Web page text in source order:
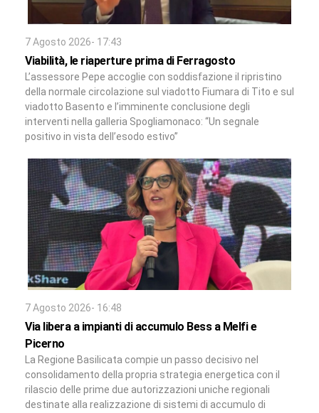
7 Agosto 2026- 17:43
Viabilità, le riaperture prima di Ferragosto
L’assessore Pepe accoglie con soddisfazione il ripristino
della normale circolazione sul viadotto Fiumara di Tito e sul
viadotto Basento e l’imminente conclusione degli
interventi nella galleria Spogliamonaco: “Un segnale
positivo in vista dell’esodo estivo”
7 Agosto 2026- 16:48
Via libera a impianti di accumulo Bess a Melfi e
Picerno
La Regione Basilicata compie un passo decisivo nel
consolidamento della propria strategia energetica con il
rilascio delle prime due autorizzazioni uniche regionali
destinate alla realizzazione di sistemi di accumulo di